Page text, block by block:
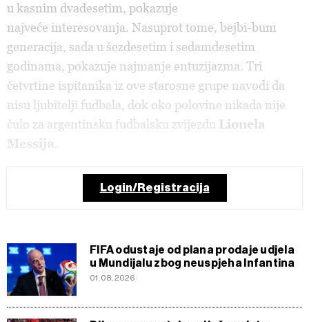
u kasnim dvadesetim, pokazuje
najveće interesovanja. Nasuprot tome, bejbi-bum
generacija, sada u šezdesetim i sedamdesetim
godinama, pokazuje najmanje entuzijazma. Tri
četvrtine ispitanika iz ove starosne grupe navodi da
nisu ljubitelji fudbala, dok oko polovine nikada nije
čulo za argentinsku fudbalsku zvijezdu Lionela
Messija
Login/Registracija
FIFA odustaje od plana prodaje udjela
u Mundijalu zbog neuspjeha Infantina
01.08.2026